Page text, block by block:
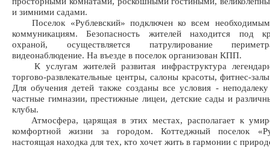
и зимними садами.
Поселок «Рублевский» подключен ко всем
коммуникациям. Безопасность жителей находится под
охраной, осуществляется патрулирование
видеонаблюдение. На въезде в поселок организован КПП.
К услугам жителей развитая инфраструктура
торгово-развлекательные центры, салоны красоты, фитнес-
Для обучения детей также созданы все условия -
частные гимназии, престижные лицеи, детские сады и
клубы.
Атмосфера, царящая в этих местах, располагает к
комфортной жизни за городом. Коттеджный поселок
настоящая находка для тех, кто хочет жить в гармонии с